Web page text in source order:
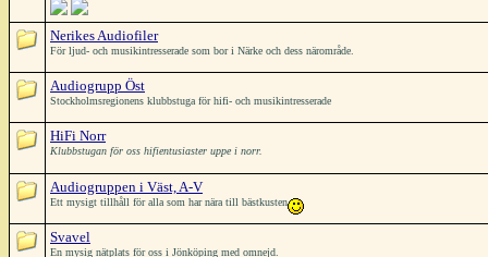
Nerikes Audiofiler
För ljud- och musikintresserade som bor i Närke och dess närområde.
Audiogrupp Öst
Stockholmsregionens klubbstuga för hifi- och musikintresserade
HiFi Norr
Klubbstugan för oss hifientusiaster uppe i norr.
Audiogruppen i Väst, A-V
Ett mysigt tillhåll för alla som har nära till bästkusten
Svavel
En mysig nätplats för oss i Jönköping med omnejd.